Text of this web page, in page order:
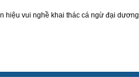
hiệu vui nghề khai thác cá ngừ đại dương